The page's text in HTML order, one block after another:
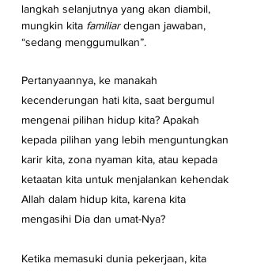
langkah selanjutnya yang akan diambil,
mungkin kita familiar dengan jawaban,
“sedang menggumulkan”.
Pertanyaannya, ke manakah
kecenderungan hati kita, saat bergumul
mengenai pilihan hidup kita? Apakah
kepada pilihan yang lebih menguntungkan
karir kita, zona nyaman kita, atau kepada
ketaatan kita untuk menjalankan kehendak
Allah dalam hidup kita, karena kita
mengasihi Dia dan umat-Nya?
Ketika memasuki dunia pekerjaan, kita